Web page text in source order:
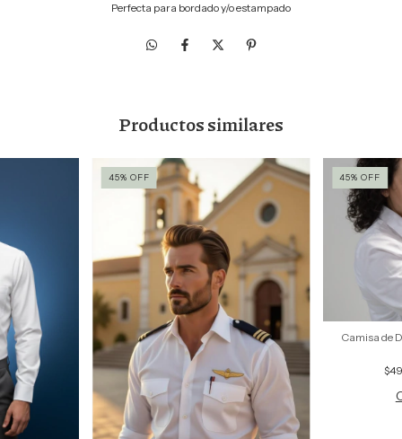
Perfecta para bordado y/o estampado
Productos similares
45% OFF 45%OFF
Camisa de